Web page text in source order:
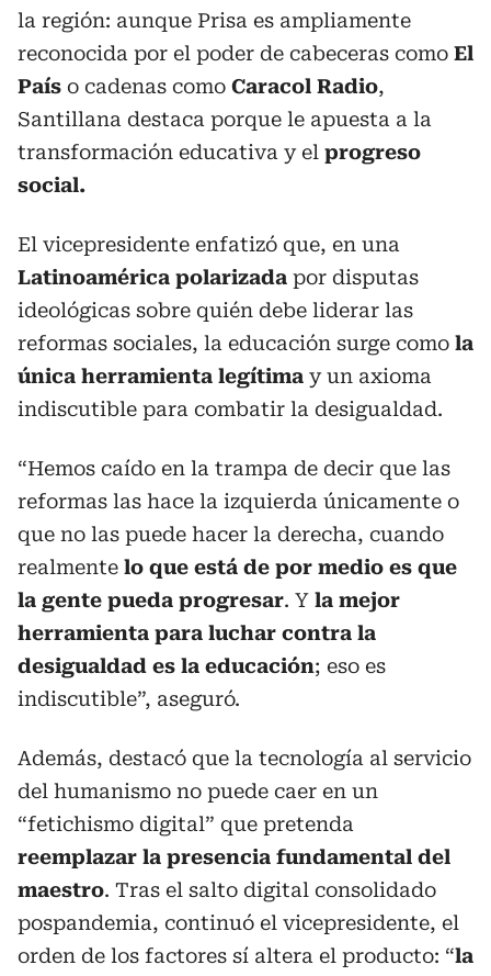
la región: aunque Prisa es ampliamente
reconocida por el poder de cabeceras como El
País o cadenas como Caracol Radio,
Santillana destaca porque le apuesta a la
transformación educativa y el progreso
social.
El vicepresidente enfatizó que, en una
Latinoamérica polarizada por disputas
ideológicas sobre quién debe liderar las
reformas sociales, la educación surge como la
única herramienta legítima y un axioma
indiscutible para combatir la desigualdad.
“Hemos caído en la trampa de decir que las
reformas las hace la izquierda únicamente o
que no las puede hacer la derecha, cuando
realmente lo que está de por medio es que
la gente pueda progresar. Y la mejor
herramienta para luchar contra la
desigualdad es la educación; eso es
indiscutible”, aseguró.
Además, destacó que la tecnología al servicio
del humanismo no puede caer en un
“fetichismo digital” que pretenda
reemplazar la presencia fundamental del
maestro. Tras el salto digital consolidado
pospandemia, continuó el vicepresidente, el
orden de los factores sí altera el producto: “la